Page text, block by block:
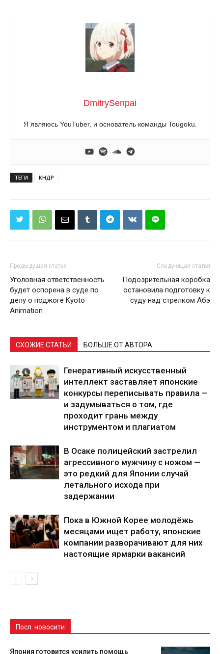
DmitrySenpai
Я являюсь YouTuber, и основатель команды Tougoku.
ТЕГИ КНДР
Предыдущая статья
Уголовная ответственность
будет оспорена в суде по
делу о поджоге Kyoto
Animation
Следующая статья
Подозрительная коробка
остановила подготовку к
суду над стрелком Абэ
СХОЖИЕ СТАТЬИ БОЛЬШЕ ОТ АВТОРА
Генеративный искусственный
интеллект заставляет японские
конкурсы переписывать правила —
и задумываться о том, где
проходит грань между
инструментом и плагиатом
В Осаке полицейский застрелил
агрессивного мужчину с ножом —
это редкий для Японии случай
летального исхода при
задержании
Пока в Южной Корее молодёжь
месяцами ищет работу, японские
компании разворачивают для них
настоящие ярмарки вакансий
Посл. новосити
Япония готовится усилить помощь